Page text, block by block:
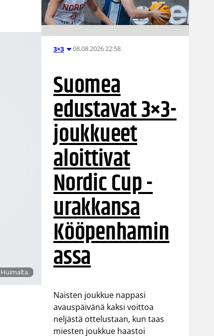
3×3 08.08.2026 22:58
Suomea
edustavat 3×3-
joukkueet
aloittivat
Nordic Cup -
urakkansa
Kööpenhamin
assa
Naisten joukkue nappasi
avauspäivänä kaksi voittoa
neljästä ottelustaan, kun taas
miesten joukkue haastoi